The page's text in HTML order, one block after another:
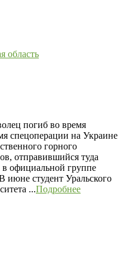
область
погиб во время
спецоперации на Украине
горного
отправившийся туда
официальной группе
июне студент Уральского
...Подробнее